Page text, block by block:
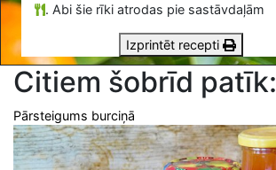
. Abi šie rīki atrodas pie sastāvdaļām
Izprintēt recepti
Citiem šobrīd patīk:
Pārsteigums burciņā